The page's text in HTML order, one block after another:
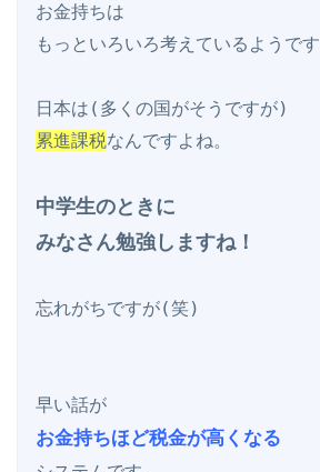
お金持ちは
もっといろいろ考えているようで
累進課税なんですよね。
中学生のときに
みなさん勉強しますね！
忘れがちですが(笑)
お金持ちほど税金が高くなる